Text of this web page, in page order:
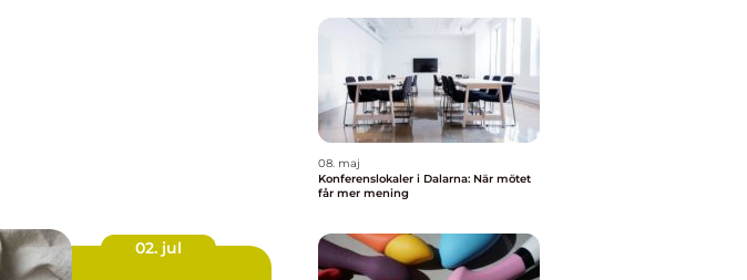
02. jul
08. maj
Konferenslokaler i Dalarna: När mötet
får mer mening